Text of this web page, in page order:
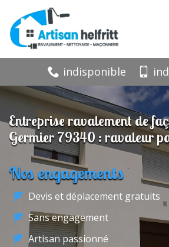
indisponible
Entreprise ravalement de
Germier 79340 : ravaleur
Nos engagements
Devis et déplacement gratuits
Sans engagement
Artisan passionné